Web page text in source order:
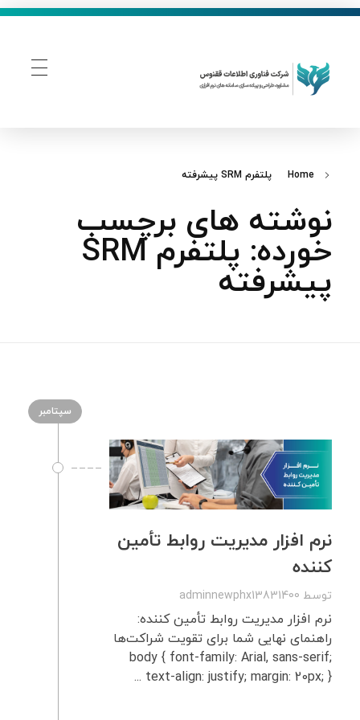
Home پلتفرم SRM پیشرفته
نوشته های برچسب
خورده: پلتفرم SRM
پیشرفته
سپتامبر
نرم‌ افزار مدیریت روابط تأمین‌
کننده
توسط adminnewphx13831400
نرم‌ افزار مدیریت روابط تأمین ‌کننده:
راهنمای نهایی شما برای تقویت شراکت‌ها
body { font-family: Arial, sans-serif;
text-align: justify; margin: 20px; } ...